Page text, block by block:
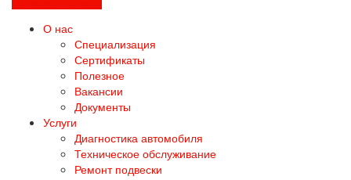
О нас
Специализация
Сертификаты
Полезное
Вакансии
Документы
Услуги
Диагностика автомобиля
Техническое обслуживание
Ремонт подвески